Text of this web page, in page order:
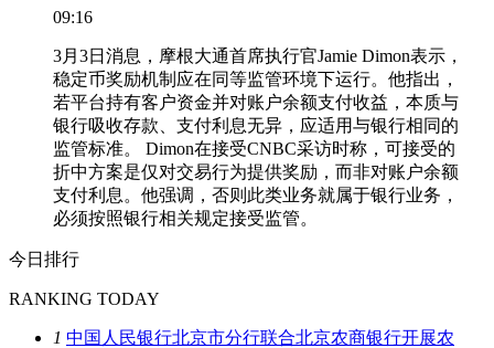
09:16
3月3日消息，摩根大通首席执行官Jamie Dimon表示，
稳定币奖励机制应在同等监管环境下运行。他指出，
若平台持有客户资金并对账户余额支付收益，本质与
银行吸收存款、支付利息无异，应适用与银行相同的
监管标准。 Dimon在接受CNBC采访时称，可接受的
折中方案是仅对交易行为提供奖励，而非对账户余额
支付利息。他强调，否则此类业务就属于银行业务，
必须按照银行相关规定接受监管。
今日排行
RANKING TODAY
1 中国人民银行北京市分行联合北京农商银行开展农